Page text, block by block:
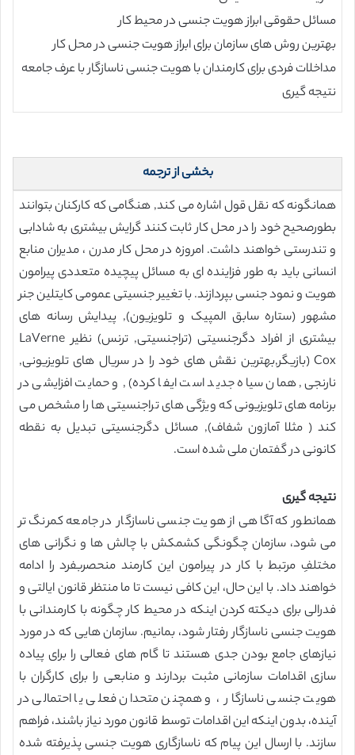
مسائل حقوقی ابراز هویت جنسی در محیط کار
بهترین روش های سازمان برای ابراز هویت جنسی در محل کار
مداخلات فردی برای کارمندان با هویت جنسی ناسازگار با عرف جامعه
نتیجه گیری
بخشی از ترجمه
همانگونه که نقل قول اشاره می کند, هنگامی که کارکنان بتوانند
بطورصحیح خود را در محل کار ثابت کنند گرایش بیشتری به شادابی
و تندرستی خواهند داشت. امروزه در محل کار مدرن ، مدیران منابع
انسانی باید به طور فزاینده ای به مسائل پیچیده متعددی پیرامون
هویت و نمود جنسی بپردازند. با تغییر جنسیتی عمومی کایتلین جنر
مشهور (ستاره سابق المپیک و تلویزیون), پیدایش رسانه های
بیشتری از افراد دگرجنسیتی (تراجنسیتی, ترنس) نظیر LaVerne
Cox (بازیگر,بهترین نقش های خود را در سریال های تلویزیونی,
نارنجی, همان سیاه جدید است ایفا کرده), و حمایت افزایشی در
برنامه های تلویزیونی که ویژگی های تراجنسیتی ها را مشخص می
کند ( مثلا آمازون شفاف), مسائل دگرجنسیتی تبدیل به نقطه
کانونی در گفتمان ملی شده است.
نتیجه گیری
همانطور که آگاهی از هویت جنسی ناسازگار در جامعه کمرنگ تر
می شود، سازمان چگونگی کشمکش با چالش ها و نگرانی های
مختلفِ مرتبط با کار در پیرامون این کارمند منحصربفرد را ادامه
خواهند داد. با این حال، این کافی نیست تا ما منتظر قانون ایالتی و
فدرالی برای دیکته کردن اینکه در محیط کار چگونه با کارمندانی با
هویت جنسی ناسازگار رفتار شود، بمانیم. سازمان هایی که در مورد
نیازهای جامع بودن جدی هستند تا گام های فعالی را برای پیاده
سازی اقدامات سازمانی مثبت بردارند و منابعی را برای کارگران با
هویت جنسی ناسازگار ، و همچنن متحدان فعلی یا احتمالی در
آینده، بدون اینکه این اقدامات توسط قانون مورد نیاز باشند، فراهم
سازند. با ارسال این پیام که ناسازگاری هویت جنسی پذیرفته شده